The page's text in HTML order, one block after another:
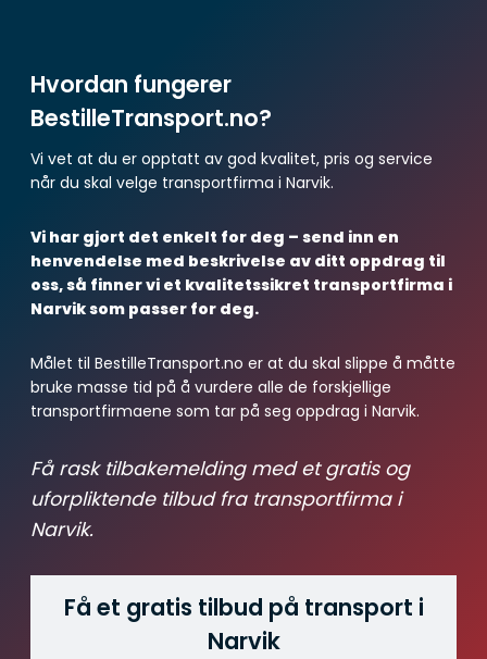
Hvordan fungerer
BestilleTransport.no?
Vi vet at du er opptatt av god kvalitet, pris og service
når du skal velge transportfirma i Narvik.
Vi har gjort det enkelt for deg – send inn en
henvendelse med beskrivelse av ditt oppdrag til
oss, så finner vi et kvalitetssikret transportfirma i
Narvik som passer for deg.
Målet til BestilleTransport.no er at du skal slippe å måtte
bruke masse tid på å vurdere alle de forskjellige
transportfirmaene som tar på seg oppdrag i Narvik.
Få rask tilbakemelding med et gratis og
uforpliktende tilbud fra transportfirma i
Narvik.
Få et gratis tilbud på transport i
Narvik